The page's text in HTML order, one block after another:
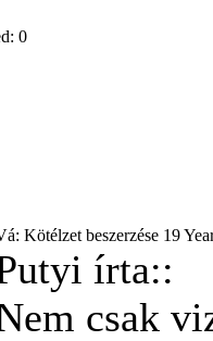
0
Kötélzet beszerzése 19
írta::
csak